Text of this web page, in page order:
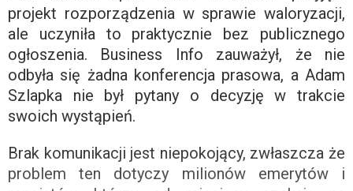
projekt rozporządzenia w sprawie waloryzacji,
ale uczyniła to praktycznie bez publicznego
ogłoszenia. Business Info zauważył, że nie
odbyła się żadna konferencja prasowa, a Adam
Szlapka nie był pytany o decyzję w trakcie
swoich wystąpień.
Brak komunikacji jest niepokojący, zwłaszcza że
problem ten dotyczy milionów emerytów i